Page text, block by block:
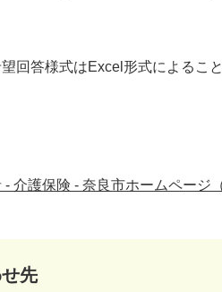
回答様式はExcel形式によるこ
介護保険 - 奈良市ホームページ
先